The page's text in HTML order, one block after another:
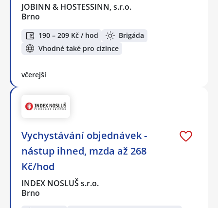
JOBINN & HOSTESSINN, s.r.o.
Brno
190 – 209 Kč / hod
Brigáda
Vhodné také pro cizince
včerejší
Vychystávání objednávek -
nástup ihned, mzda až 268
Kč/hod
INDEX NOSLUŠ s.r.o.
Brno